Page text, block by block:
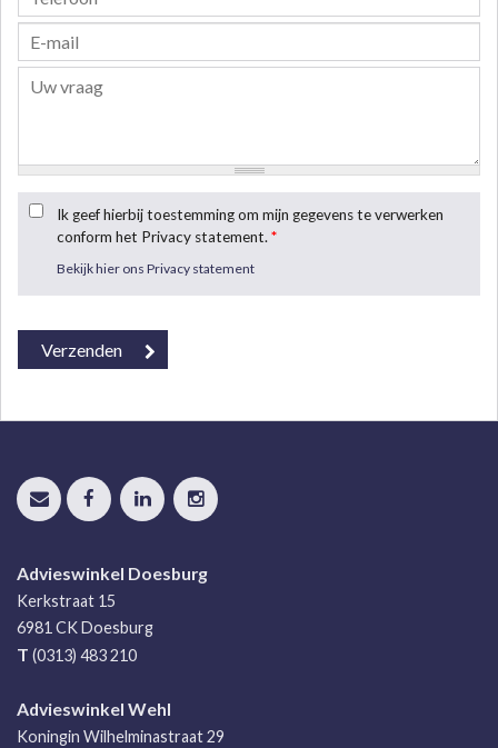
Ik geef hierbij toestemming om mijn gegevens te verwerken
conform het Privacy statement. *
Bekijk hier ons Privacy statement
Advieswinkel Doesburg
Kerkstraat 15
6981 CKDoesburg
T (0313) 483 210
Advieswinkel Wehl
Koningin Wilhelminastraat 29